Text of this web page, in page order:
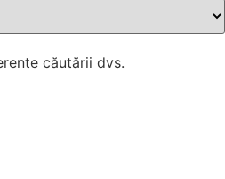
căutării dvs.